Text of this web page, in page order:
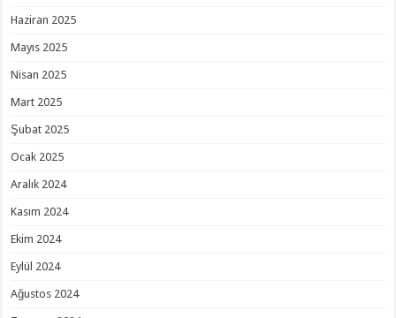
Haziran 2025
Mayıs 2025
Nisan 2025
Mart 2025
Şubat 2025
Ocak 2025
Aralık 2024
Kasım 2024
Ekim 2024
Eylül 2024
Ağustos 2024